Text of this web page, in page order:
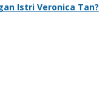
Istri Veronica Tan?